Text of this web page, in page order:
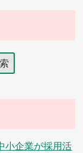
小企業が採用活